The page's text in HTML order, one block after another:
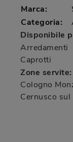
Marca:
Categoria:
Disponibile
Arredamenti
Caprotti
Zone servite:
Cologno
Cernusco